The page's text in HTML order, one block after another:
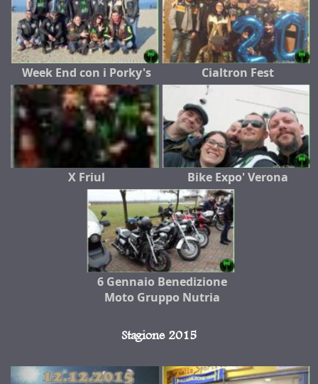
Week End con i Porky's Cialtron Fest
X Friul Bike Expo' Verona
6 Gennaio Benedizione
Moto Gruppo Nutria
Stagione 2015